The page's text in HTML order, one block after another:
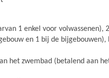
1 enkel voor volwassenen), 2
en 1 bij de bijgebouwen),
het zwembad (betalend aan